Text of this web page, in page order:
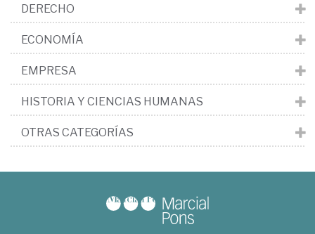
DERECHO
ECONOMÍA
EMPRESA
HISTORIA Y CIENCIAS HUMANAS
OTRAS CATEGORÍAS